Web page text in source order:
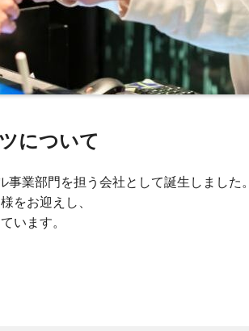
について
業部門を担う会社として誕生しました。
をお迎えし、
います。